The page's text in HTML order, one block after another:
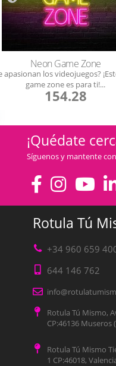
Neon Game Zone
apasionan los videojuegos?
game zone es para ti!...
154.28
¡Quédate
Síguenos y mantente
Rotula Tú
+34 960 659
644 146 762
Rotula Tú Mismo,
CP:46136 Museros
Rotula Tú Mismo
1 CP:46018,